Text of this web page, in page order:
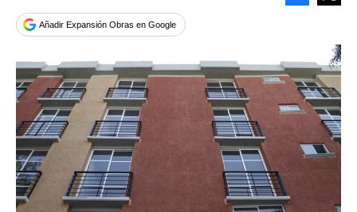
Añadir Expansión Obras en Google